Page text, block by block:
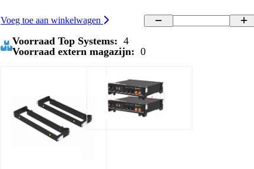
Voeg toe aan winkelwagen
Voorraad Top Systems: 4
Voorraad extern magazijn: 0